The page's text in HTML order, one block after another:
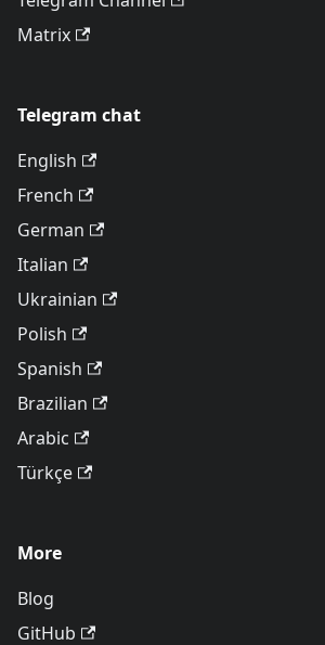
Matrix
Telegram chat
English
French
German
Italian
Ukrainian
Polish
Spanish
Brazilian
Arabic
Türkçe
More
Blog
GitHub